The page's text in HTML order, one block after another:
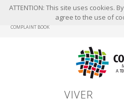
ATTENTION: This site uses cookies.
agree to the use of
COMPLAINT BOOK
VIVER